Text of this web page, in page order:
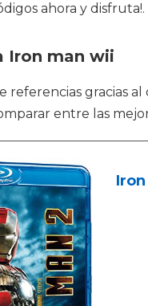
ahora y disfruta!.
Iron man wii
referencias gracias
entre las